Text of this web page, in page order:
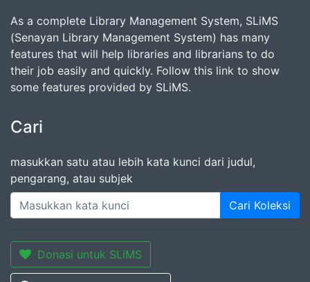
As a complete Library Management System, SLiMS
(Senayan Library Management System) has many
features that will help libraries and librarians to do
their job easily and quickly. Follow this link to show
some features provided by SLiMS.
Cari
masukkan satu atau lebih kata kunci dari judul,
pengarang, atau subjek
Cari Koleksi
Donasi untuk SLiMS